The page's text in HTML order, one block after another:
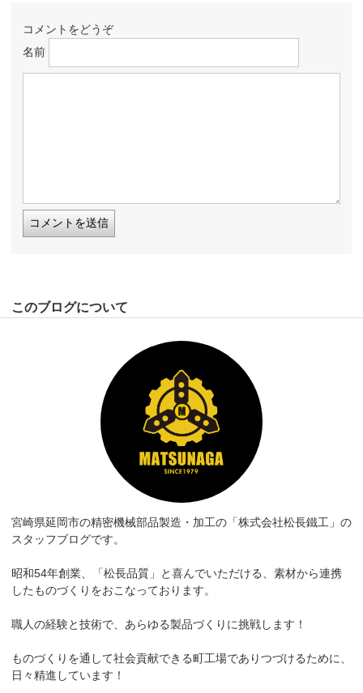
コメントをどうぞ
名前
このブログについて
宮崎県延岡市の精密機械部品製造・加工の「株式会社松長鐵工」の
スタッフブログです。
昭和54年創業、「松長品質」と喜んでいただける、素材から連携
したものづくりをおこなっております。
職人の経験と技術で、あらゆる製品づくりに挑戦します！
ものづくりを通して社会貢献できる町工場でありつづけるために、
日々精進しています！